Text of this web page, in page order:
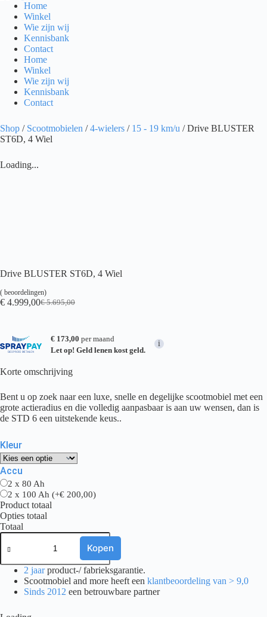
Home
Winkel
Wie zijn wij
Kennisbank
Contact
Home
Winkel
Wie zijn wij
Kennisbank
Contact
Shop / Scootmobielen /4-wielers / 15 - 19 km/u / Drive BLUSTER
ST6D, 4 Wiel
Loading...
Drive BLUSTER ST6D, 4 Wiel
( beoordelingen)
€5.695,00
Oorspronkelijke
€ 5.695,00.
€ 4.999,00Huidige
€ 4.999,00.
€ 173,00 per maand
Let op! Geld lenen kost geld.
i
Korte omschrijving
Bent u op zoek naar een luxe, snelle en degelijke scootmobiel met een
grote actieradius en die volledig aanpasbaar is aan uw wensen, dan is
de STD 6 een uitstekende keus..
Kleur
Accu
2 x 80 Ah
2 x 100 Ah (+€ 200,00)
Product totaal
Opties totaal
Totaal
Drive
BLUSTER
4
Kopen
2 jaarproduct-/ fabrieksgarantie.
Scootmobiel and more heeft een klantbeoordeling van > 9,0
Sinds 2012 een betrouwbare partner